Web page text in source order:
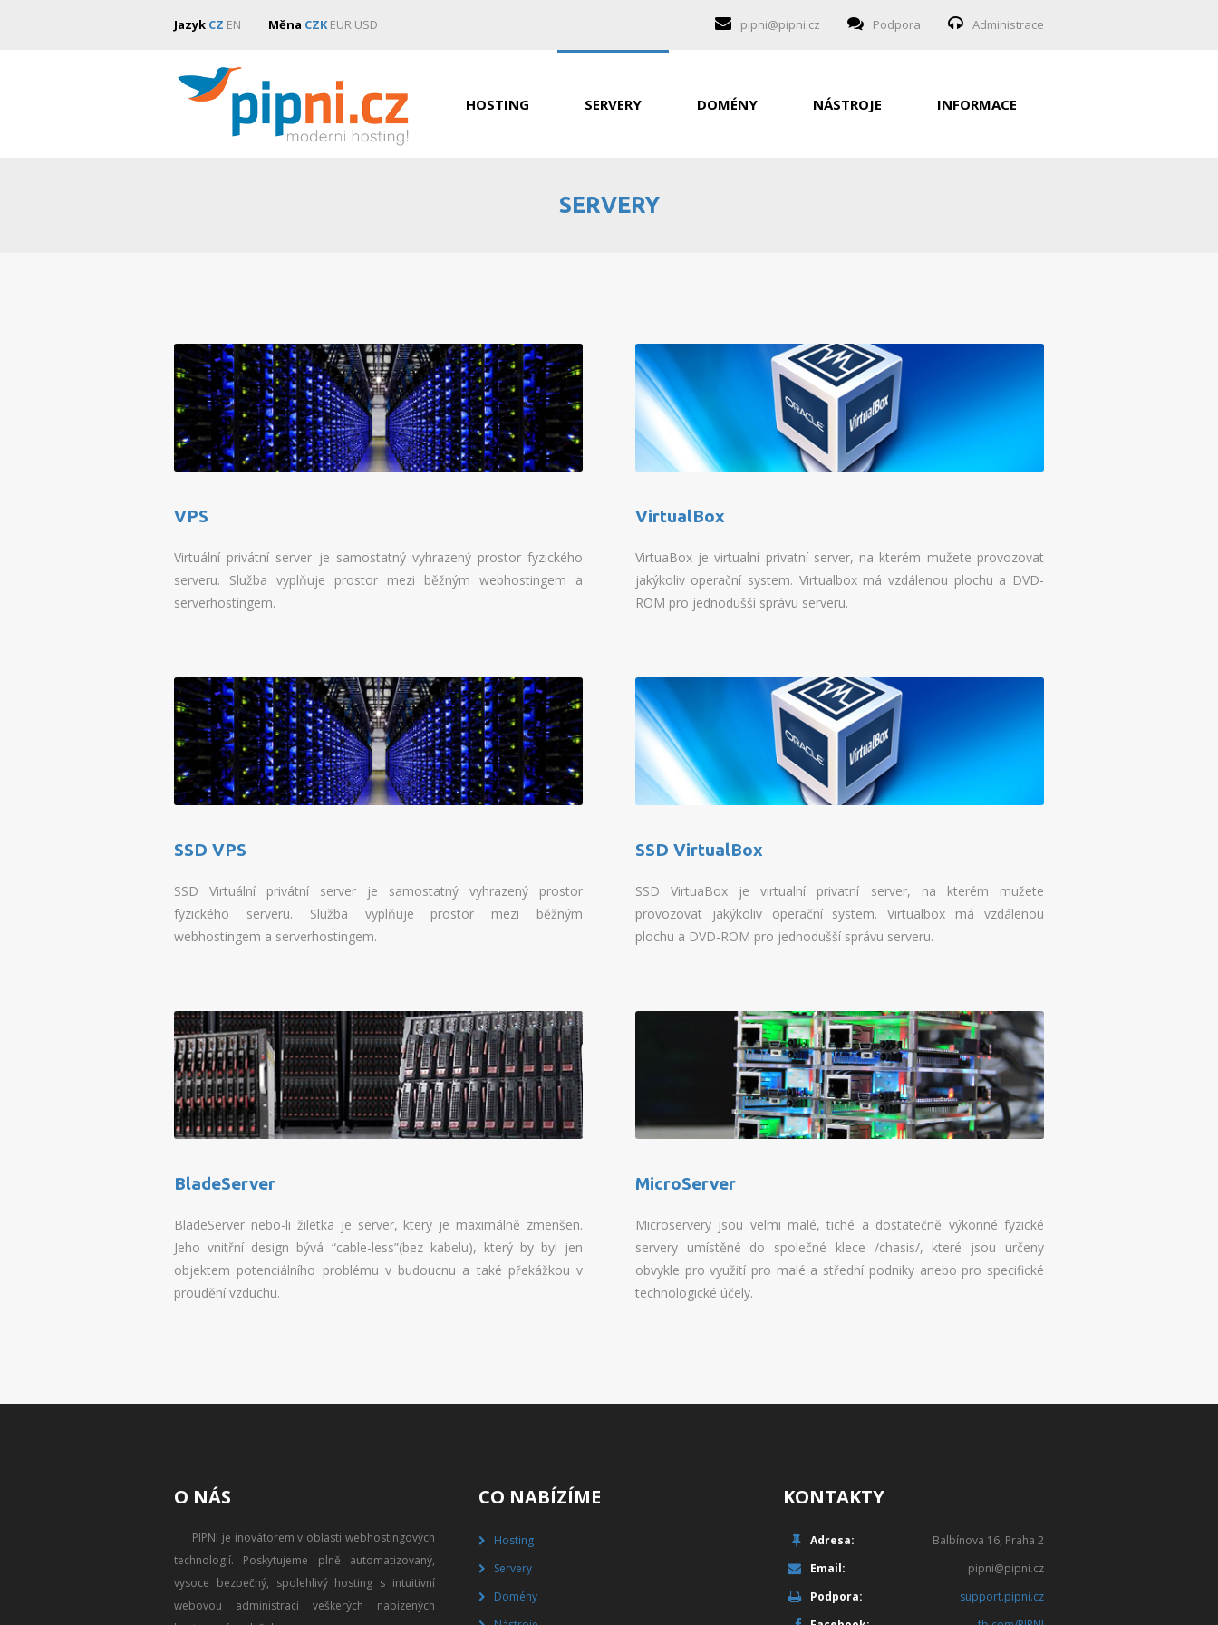
Jazyk CZ EN Měna CZK EUR USD pipni@pipni.cz Podpora Administrace
HOSTING SERVERY DOMÉNY NÁSTROJE INFORMACE
SERVERY
VPS
Virtuální privátní server je samostatný vyhrazený prostor fyzického
serveru. Služba vyplňuje prostor mezi běžným webhostingem a
serverhostingem.
VirtualBox
VirtuaBox je virtualní privatní server, na kterém mužete provozovat
jakýkoliv operační system. Virtualbox má vzdálenou plochu a DVD-
ROM pro jednodušší správu serveru.
SSD VPS
SSD Virtuální privátní server je samostatný vyhrazený prostor
fyzického serveru. Služba vyplňuje prostor mezi běžným
webhostingem a serverhostingem.
SSD VirtualBox
SSD VirtuaBox je virtualní privatní server, na kterém mužete
provozovat jakýkoliv operační system. Virtualbox má vzdálenou
plochu a DVD-ROM pro jednodušší správu serveru.
BladeServer
BladeServer nebo-li žiletka je server, který je maximálně zmenšen.
Jeho vnitřní design bývá “cable-less”(bez kabelu), který by byl jen
objektem potenciálního problému v budoucnu a také překážkou v
proudění vzduchu.
MicroServer
Microservery jsou velmi malé, tiché a dostatečně výkonné fyzické
servery umístěné do společné klece /chasis/, které jsou určeny
obvykle pro využití pro malé a střední podniky anebo pro specifické
technologické účely.
O NÁS
PIPNI je inovátorem v oblasti webhostingových
technologií. Poskytujeme plně automatizovaný,
vysoce bezpečný, spolehlivý hosting s intuitivní
webovou administrací veškerých nabízených
CO NABÍZÍME
Hosting
Servery
Domény
KONTAKTY
Adresa:
Balbínova 16, Praha 2
Email:
pipni@pipni.cz
Podpora:
support.pipni.cz